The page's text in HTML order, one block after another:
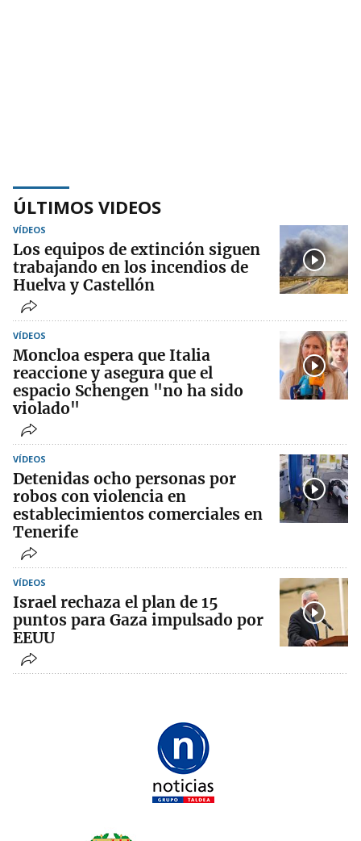
ÚLTIMOS VIDEOS
VÍDEOS
Los equipos de extinción siguen
trabajando en los incendios de
Huelva y Castellón
VÍDEOS
Moncloa espera que Italia
reaccione y asegura que el
espacio Schengen "no ha sido
violado"
VÍDEOS
Detenidas ocho personas por
robos con violencia en
establecimientos comerciales en
Tenerife
VÍDEOS
Israel rechaza el plan de 15
puntos para Gaza impulsado por
EEUU